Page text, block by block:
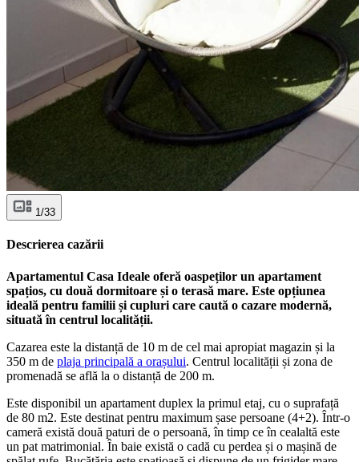
1/33
Descrierea cazării
Apartamentul Casa Ideale oferă oaspeților un apartament
spațios, cu două dormitoare și o terasă mare. Este opțiunea
ideală pentru familii și cupluri care caută o cazare modernă,
situată în centrul localității.
Cazarea este la distanță de 10 m de cel mai apropiat magazin și la
350 m de plaja principală a orașului. Centrul localității și zona de
promenadă se află la o distanță de 200 m.
Este disponibil un apartament duplex la primul etaj, cu o suprafață
de 80 m2. Este destinat pentru maximum șase persoane (4+2). Într-o
cameră există două paturi de o persoană, în timp ce în cealaltă este
un pat matrimonial. În baie există o cadă cu perdea și o mașină de